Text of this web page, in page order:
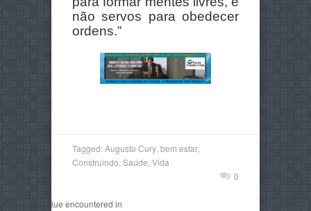
não servos para obedecer
ordens.”
Tagged:Augusto Cury bem estar
Construindo Saúde Vida
0
numeric value encountered in